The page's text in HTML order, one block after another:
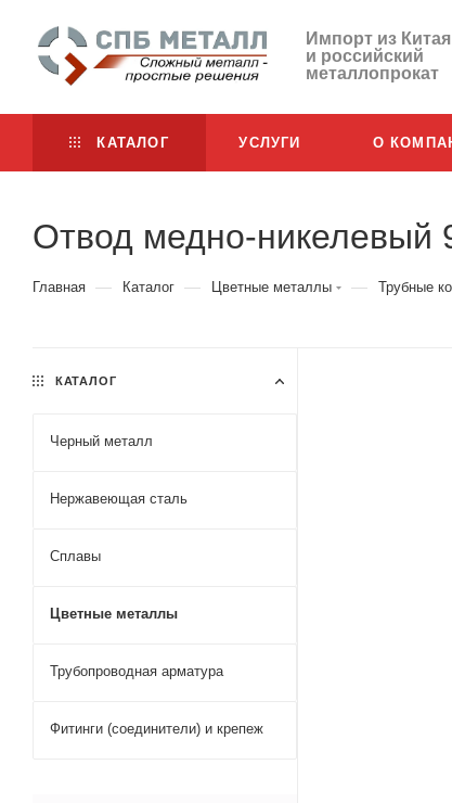
Импорт из Китая
и российский
металлопрокат
КАТАЛОГ УСЛУГИ О
Отвод медно-никелевый
Главная — Каталог — Цветные металлы — Трубные
КАТАЛОГ
Черный металл
Нержавеющая сталь
Сплавы
Цветные металлы
Трубопроводная арматура
Фитинги (соединители) и крепеж